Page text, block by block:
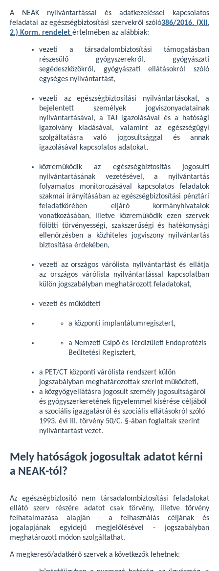
A NEAK nyilvántartással és adatkezeléssel kapcsolatos
feladatai az egészségbiztosítási szervekről szóló386/2016. (XII.
2.) Korm. rendelet értelmében az alábbiak:
vezeti a társadalombiztosítási támogatásban
részesülő gyógyszerekről, gyógyászati
segédeszközökről, gyógyászati ellátásokról szóló
egységes nyilvántartást,
vezeti az egészségbiztosítási nyilvántartásokat, a
bejelentett személyek jogviszonyadatainak
nyilvántartásával, a TAJ igazolásával és a hatósági
igazolvány kiadásával, valamint az egészségügyi
szolgáltatásra való jogosultsággal és annak
igazolásával kapcsolatos adatokat,
közreműködik az egészségbiztosítás jogosulti
nyilvántartásának vezetésével, a nyilvántartás
folyamatos monitorozásával kapcsolatos feladatok
szakmai irányításában az egészségbiztosítási pénztári
feladatkörében eljáró kormányhivatalok
vonatkozásában, illetve közreműködik ezen szervek
fölötti törvényességi, szakszerűségi és hatékonysági
ellenőrzésben a közhiteles jogviszony nyilvántartás
biztosítása érdekében,
vezeti az országos várólista nyilvántartást és ellátja
az országos várólista nyilvántartással kapcsolatban
külön jogszabályban meghatározott feladatokat,
vezeti és működteti
a központi implantátumregisztert,
a Nemzeti Csípő és Térdizületi Endoprotézis
Beültetési Regisztert,
a PET/CT központi várólista rendszert külön
jogszabályban meghatározottak szerint működteti,
a közgyógyellátásra jogosult személy jogosultságáról
és gyógyszerkeretének figyelemmel kísérése céljából
a szociális igazgatásról és szociális ellátásokról szóló
1993. évi III. törvény 50/C. §-ában foglaltak szerint
nyilvántartást vezet.
Mely hatóságok jogosultak adatot kérni
a NEAK-tól?
Az egészségbiztosító nem társadalombiztosítási feladatokat
ellátó szerv részére adatot csak törvény, illetve törvény
felhatalmazása alapján - a felhasználás céljának és
jogalapjának egyidejű megjelölésével - jogszabályban
meghatározott módon szolgáltathat.
A megkereső/adatkérő szervek a következők lehetnek: